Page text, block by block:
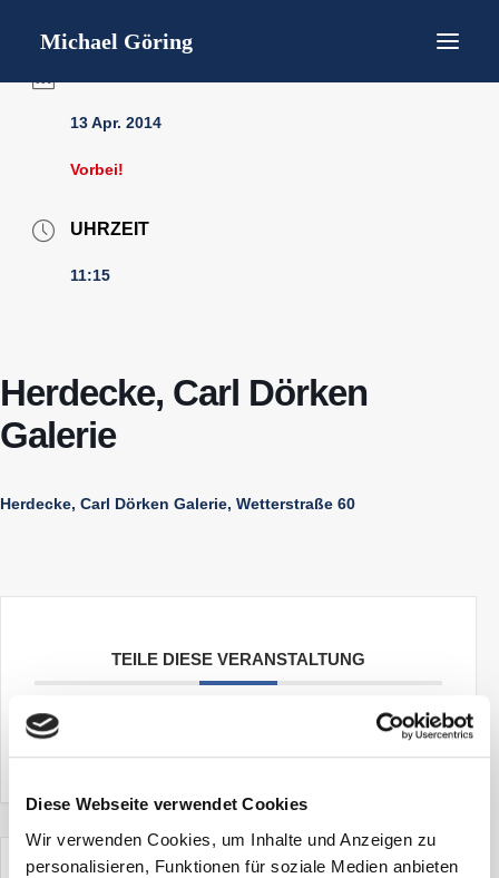
Diese Webseite verwendet Cookies
Wir verwenden Cookies, um Inhalte und Anzeigen zu
personalisieren, Funktionen für soziale Medien anbieten
Michael Göring
Gedichtlesungen
Interviews / Presse
Kontakt
Impressum
13 Apr. 2014
Vorbei!
UHRZEIT
11:15
Herdecke, Carl Dörken
Galerie
Herdecke, Carl Dörken Galerie, Wetterstraße 60
TEILE DIESE VERANSTALTUNG